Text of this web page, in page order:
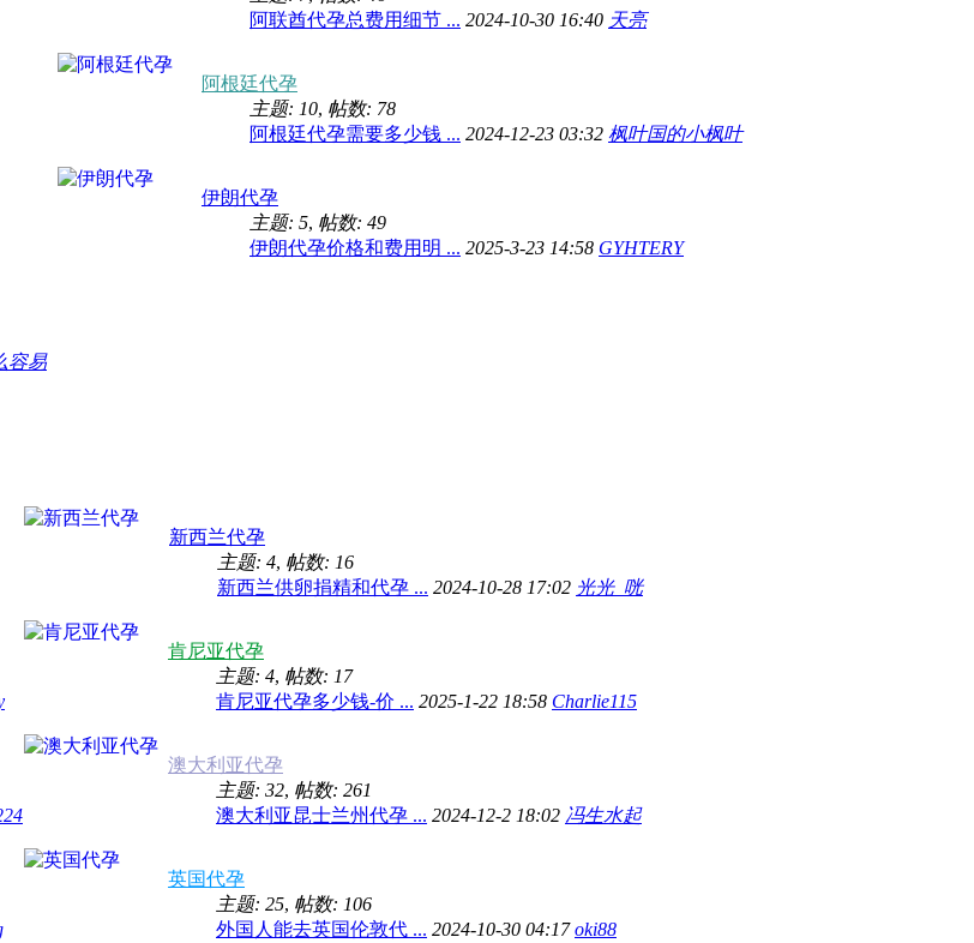
阿联酋代孕总费用细节 ... 2024-10-30 16:40 天亮
阿根廷代孕
主题: 10, 帖数: 78
阿根廷代孕需要多少钱 ... 2024-12-23 03:32 枫叶国的小枫叶
伊朗代孕
主题: 5, 帖数: 49
伊朗代孕价格和费用明 ... 2025-3-23 14:58 GYHTERY
容易
新西兰代孕
主题: 4, 帖数: 16
新西兰供卵捐精和代孕 ... 2024-10-28 17:02 光光_咣
肯尼亚代孕
主题: 4, 帖数: 17
肯尼亚代孕多少钱-价 ... 2025-1-22 18:58 Charlie115
澳大利亚代孕
主题: 32, 帖数: 261
澳大利亚昆士兰州代孕 ... 2024-12-2 18:02 冯生水起
英国代孕
主题: 25, 帖数: 106
外国人能去英国伦敦代 ... 2024-10-30 04:17oki88